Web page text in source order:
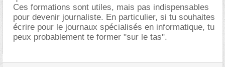
Ces formations sont utiles, mais pas indispensables
pour devenir journaliste. En particulier, si tu souhaites
écrire pour le journaux spécialisés en informatique, tu
peux probablement te former "sur le tas".